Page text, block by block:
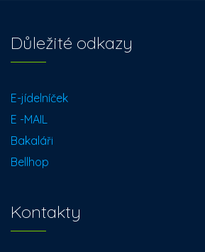
Důležité odkazy
E-jídelníček
E -MAIL
Bakaláři
Bellhop
Kontakty